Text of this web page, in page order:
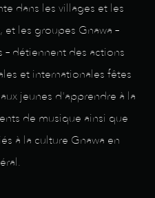
dans les villages et les
les groupes Gnawa –
– détiennent des actions
et internationales fêtes
jeunes d'apprendre à la
de musique ainsi que
à la culture Gnawa en